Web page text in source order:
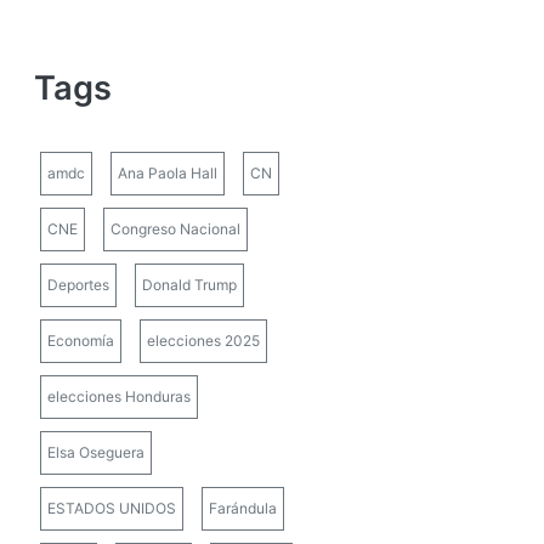
Tags
amdc Ana Paola Hall CN
CNE Congreso Nacional
Deportes Donald Trump
Economía elecciones 2025
elecciones Honduras
Elsa Oseguera
ESTADOS UNIDOS Farándula